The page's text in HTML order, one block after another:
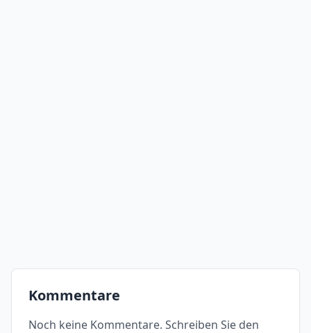
Kommentare
Noch keine Kommentare. Schreiben Sie den